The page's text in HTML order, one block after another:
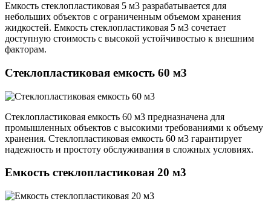
Емкость стеклопластиковая 5 м3 разрабатывается для
небольших объектов с ограниченным объемом хранения
жидкостей. Емкость стеклопластиковая 5 м3 сочетает
доступную стоимость с высокой устойчивостью к внешним
факторам.
Стеклопластиковая емкость 60 м3
Стеклопластиковая емкость 60 м3 предназначена для
промышленных объектов с высокими требованиями к объему
хранения. Стеклопластиковая емкость 60 м3 гарантирует
надежность и простоту обслуживания в сложных условиях.
Емкость стеклопластиковая 20 м3